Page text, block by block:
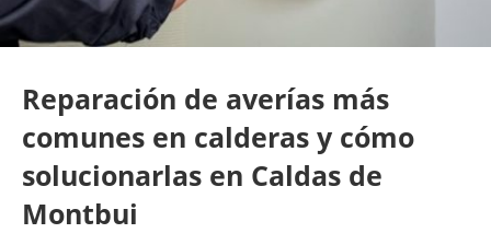
Reparación de averías más
comunes en calderas y cómo
solucionarlas en Caldas de
Montbui